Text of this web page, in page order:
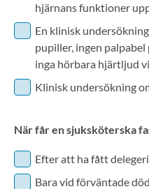
hjärnans funktioner
En klinisk
pupiller, ingen
inga hörbara hjärtljud
Klinisk undersökning
När får en sjuksköterska
Efter att ha fått
Bara vid förväntade